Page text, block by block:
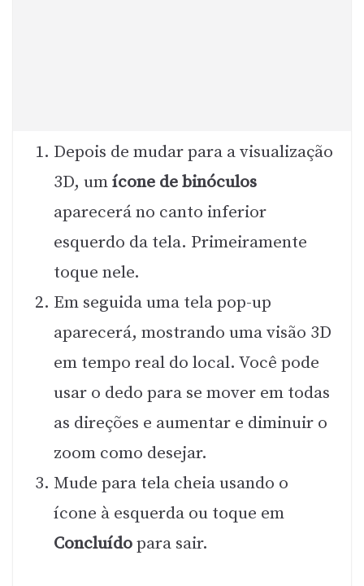
Depois de mudar para a visualização
3D, umícone de binóculos
aparecerá no canto inferior
esquerdo da tela. Primeiramente
toque nele.
Em seguida uma tela pop-up
aparecerá, mostrando uma visão 3D
em tempo real do local. Você pode
usar o dedo para se mover em todas
as direções e aumentar e diminuir o
zoom como desejar.
Mude para tela cheia usando o
ícone à esquerda ou toque em
Concluídopara sair.